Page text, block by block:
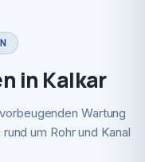
in Kalkar
Wartung
um Rohr und Kanal